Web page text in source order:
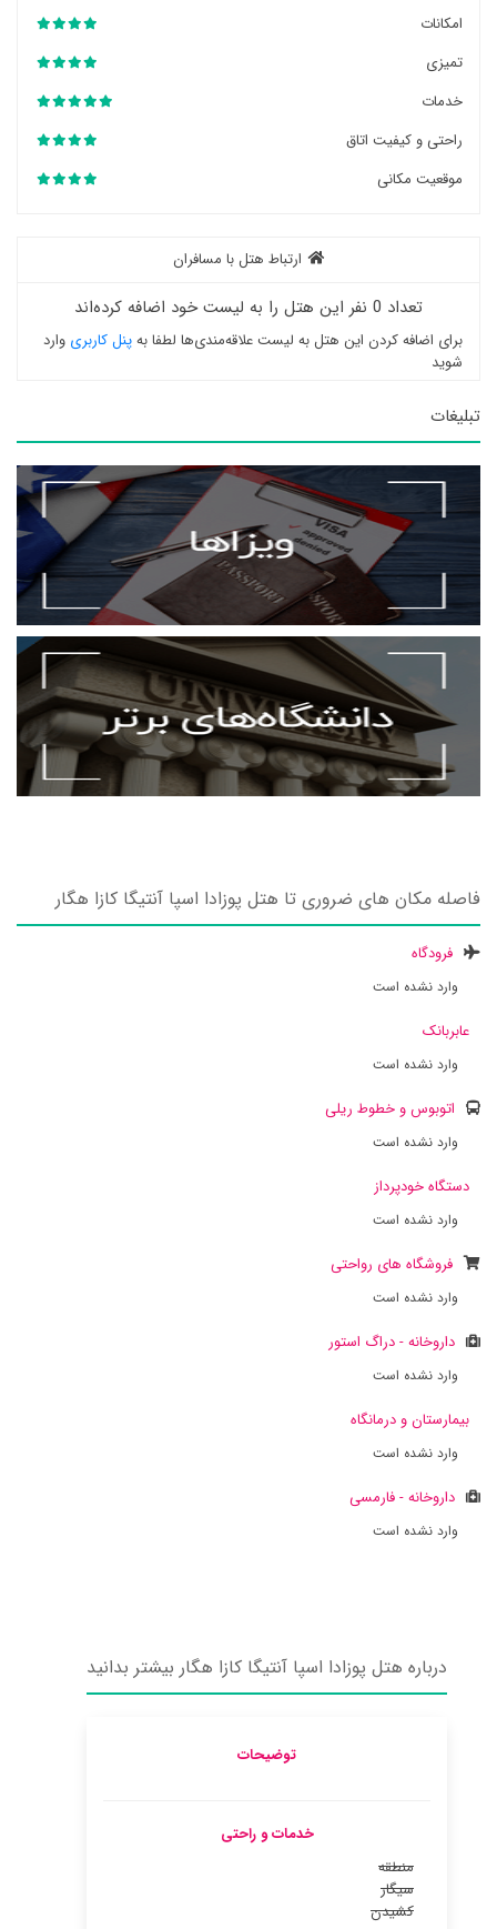
امکانات
تمیزی
خدمات
راحتی و کیفیت اتاق
موقعیت مکانی
ارتباط هتل با مسافران
تعداد 0 نفر این هتل را به لیست خود اضافه کرده‌اند
برای اضافه کردن این هتل به لیست علاقه‌مندی‌ها لطفا بهپنل کاربری وارد
شوید
تبلیغات
فاصله مکان های ضروری تا هتل پوزادا اسپا آنتیگا کازا هگار
فرودگاه
وارد نشده است
عابربانک
وارد نشده است
اتوبوس و خطوط ریلی
وارد نشده است
دستگاه خودپرداز
وارد نشده است
فروشگاه های رواحتی
وارد نشده است
داروخانه - دراگ استور
وارد نشده است
بیمارستان و درمانگاه
وارد نشده است
داروخانه - فارمسی
وارد نشده است
درباره هتل پوزادا اسپا آنتیگا کازا هگار بیشتر بدانید
توضیحات
خدمات و راحتی
منطقه
سیگار
کشیدن